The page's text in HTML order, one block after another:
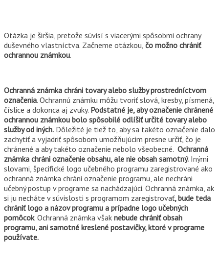
Otázka je širšia, pretože súvisí s viacerými spôsobmi ochrany
duševného vlastníctva. Začneme otázkou, čo možno chrániť
ochrannou známkou.
Ochranná známka chráni tovary alebo služby prostredníctvom
označenia. Ochrannú známku môžu tvoriť slová, kresby, písmená,
číslice a dokonca aj zvuky. Podstatné je, aby označenie chránené
ochrannou známkou bolo spôsobilé odlíšiť určité tovary alebo
služby od iných. Dôležité je tiež to, aby sa takéto označenie dalo
zachytiť a vyjadriť spôsobom umožňujúcim presne určiť, čo je
chránené a aby takéto označenie nebolo všeobecné. Ochranná
známka chráni označenie obsahu, ale nie obsah samotný. Inými
slovami, špecifické logo učebného programu zaregistrované ako
ochranná známka chráni označenie programu, ale nechráni
učebný postup v programe sa nachádzajúci. Ochranná známka, ak
si ju necháte v súvislosti s programom zaregistrovať, bude teda
chrániť logo a názov programu a prípadne logo učebných
pomôcok. Ochranná známka však nebude chrániť obsah
programu, ani samotné kreslené postavičky, ktoré v programe
používate.